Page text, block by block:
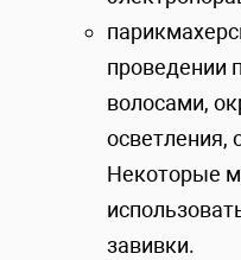
проведении
волосами,
осветления,
Некоторые
завивки.